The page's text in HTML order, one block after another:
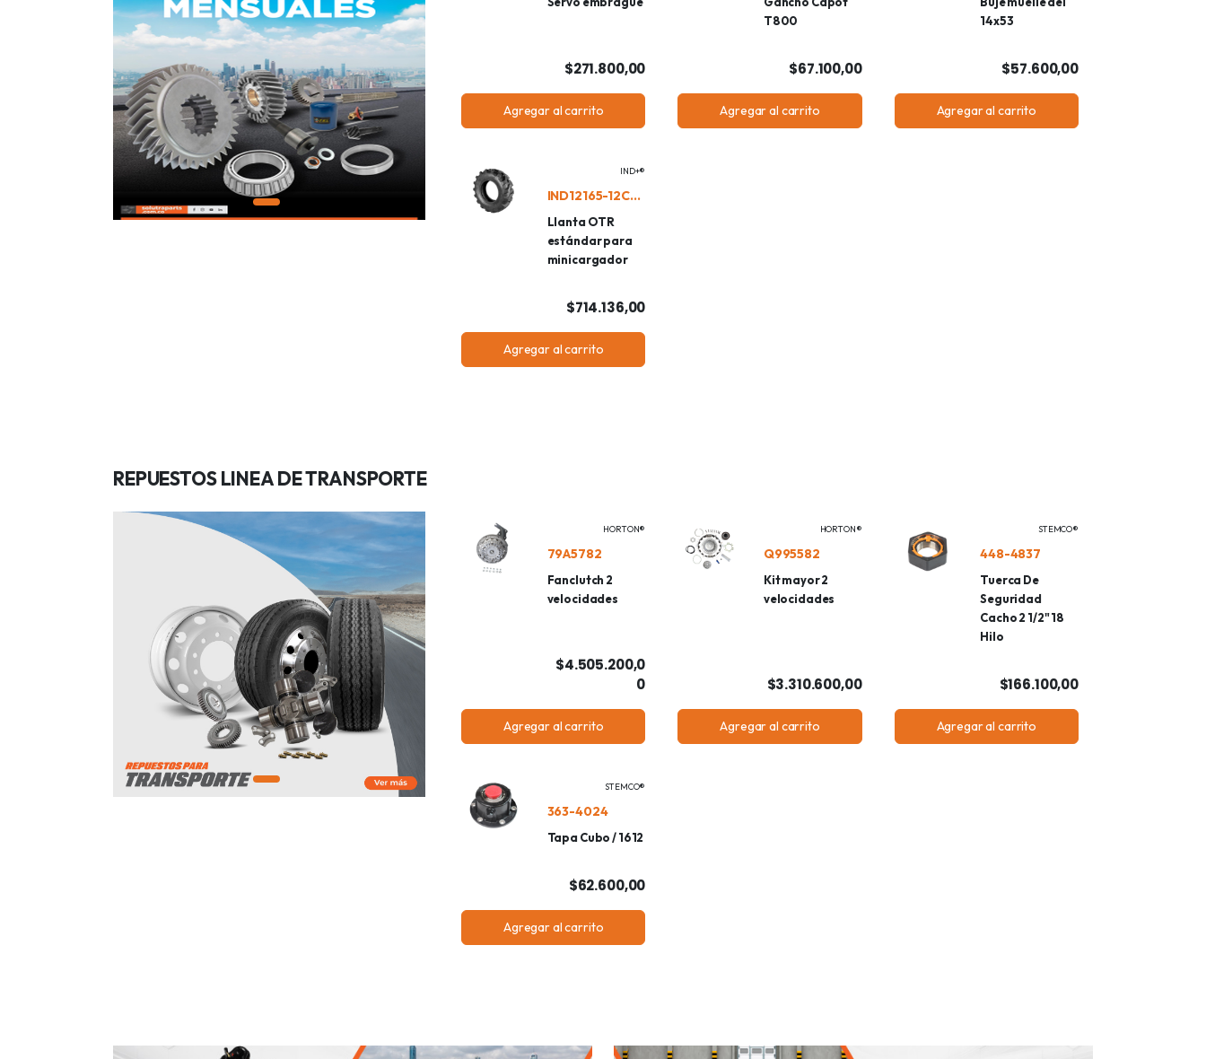
$271.800,00
Agregar al carrito
T800
$67.100,00
Agregar al carrito
14x53
$57.600,00
Agregar al carrito
IND+®
IND12165-12CPSKS
Llanta OTR
estándar para
minicargador
$714.136,00
Agregar al carrito
REPUESTOS LINEA DE TRANSPORTE
HORTON®
79A5782
Fanclutch 2
velocidades
$4.505.200,0
0
Agregar al carrito
HORTON®
Q995582
Kit mayor 2
velocidades
$3.310.600,00
Agregar al carrito
STEMCO®
448-4837
Tuerca De
Seguridad
Cacho 2 1/2" 18
Hilo
$166.100,00
Agregar al carrito
STEMCO®
363-4024
Tapa Cubo / 1612
$62.600,00
Agregar al carrito